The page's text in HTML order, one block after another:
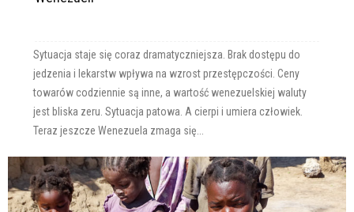
Sytuacja staje się coraz dramatyczniejsza. Brak dostępu do
jedzenia i lekarstw wpływa na wzrost przestępczości. Ceny
towarów codziennie są inne, a wartość wenezuelskiej waluty
jest bliska zeru. Sytuacja patowa. A cierpi i umiera człowiek.
Teraz jeszcze Wenezuela zmaga się...